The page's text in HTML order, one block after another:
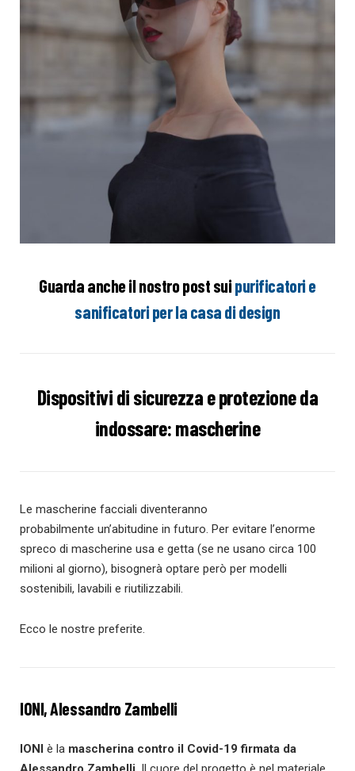
Guarda anche il nostro post suipurificatori e
sanificatori per la casa di design
Dispositivi di sicurezza e protezione da
indossare: mascherine
Le mascherine facciali diventeranno
probabilmente un’abitudine in futuro. Per evitare l’enorme
spreco di mascherine usa e getta (se ne usano circa 100
milioni al giorno), bisognerà optare però per modelli
sostenibili, lavabili e riutilizzabili.
Ecco le nostre preferite.
IONI, Alessandro Zambelli
IONI è la mascherina contro il Covid-19 firmata da